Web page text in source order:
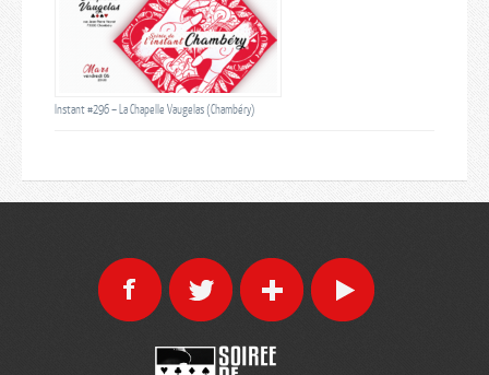
Instant #296 – La Chapelle Vaugelas (Chambéry)